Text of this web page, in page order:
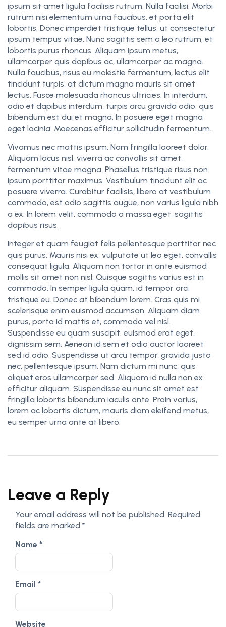
ipsum sit amet ligula facilisis rutrum. Nulla facilisi. Morbi
rutrum nisi elementum urna faucibus, et porta elit
lobortis. Donec imperdiet tristique tellus, ut consectetur
ipsum tempus vitae. Nunc sagittis sem a leo rutrum, et
lobortis purus rhoncus. Aliquam ipsum metus,
ullamcorper quis dapibus ac, ullamcorper ac magna.
Nulla faucibus, risus eu molestie fermentum, lectus elit
tincidunt turpis, at dictum magna mauris sit amet
lectus. Fusce malesuada rhoncus ultricies. In interdum,
odio et dapibus interdum, turpis arcu gravida odio, quis
bibendum est dui et magna. In posuere eget magna
eget lacinia. Maecenas efficitur sollicitudin fermentum.
Vivamus nec mattis ipsum. Nam fringilla laoreet dolor.
Aliquam lacus nisl, viverra ac convallis sit amet,
fermentum vitae magna. Phasellus tristique risus non
ipsum porttitor maximus. Vestibulum tincidunt elit ac
posuere viverra. Curabitur facilisis, libero at vestibulum
commodo, est odio sagittis augue, non varius ligula nibh
a ex. In lorem velit, commodo a massa eget, sagittis
dapibus risus.
Integer et quam feugiat felis pellentesque porttitor nec
quis purus. Mauris nisi ex, vulputate ut leo eget, convallis
consequat ligula. Aliquam non tortor in ante euismod
mollis sit amet non nisl. Quisque sagittis varius est in
commodo. In semper ligula quam, id tempor orci
tristique eu. Donec at bibendum lorem. Cras quis mi
scelerisque enim euismod accumsan. Aliquam diam
purus, porta id mattis et, commodo vel nisl.
Suspendisse eu quam suscipit, euismod erat eget,
dignissim sem. Aenean id sem et odio auctor laoreet
sed id odio. Suspendisse ut arcu tempor, gravida justo
nec, pellentesque ipsum. Nam dictum mi nunc, quis
aliquet eros ullamcorper sed. Aliquam id nulla non ex
efficitur aliquam. Suspendisse eu nunc sit amet est
fringilla lobortis bibendum iaculis ante. Proin varius,
lorem ac lobortis dictum, mauris diam eleifend metus,
eu semper urna ante at libero.
Leave a Reply
Your email address will not be published. Required
fields are marked *
Name *
Email *
Website